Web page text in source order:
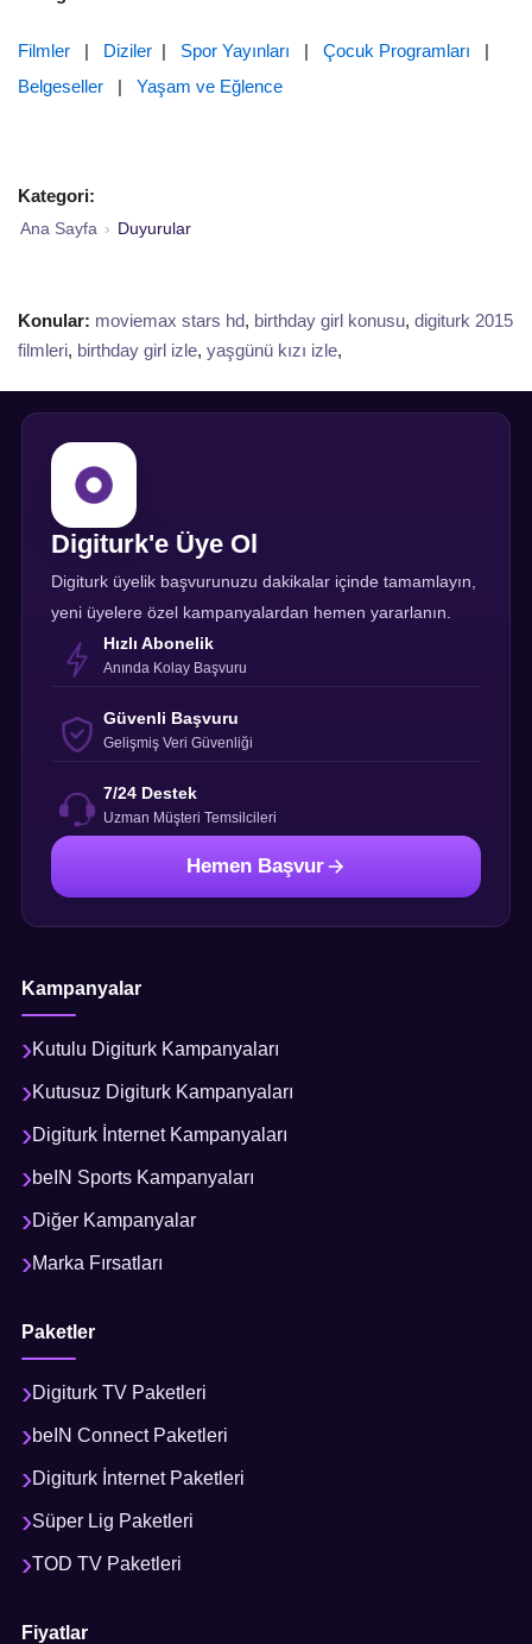
Filmler | Diziler | Spor Yayınları | Çocuk Programları |
Belgeseller | Yaşam ve Eğlence
Kategori:
Ana Sayfa › Duyurular
Konular: moviemax stars hd, birthday girl konusu, digiturk 2015
filmleri, birthday girl izle, yaşgünü kızı izle,
Digiturk'e Üye Ol
Digiturk üyelik başvurunuzu dakikalar içinde tamamlayın,
yeni üyelere özel kampanyalardan hemen yararlanın.
Hızlı Abonelik
Anında Kolay Başvuru
Güvenli Başvuru
Gelişmiş Veri Güvenliği
7/24 Destek
Uzman Müşteri Temsilcileri
Hemen Başvur
Kampanyalar
Kutulu Digiturk Kampanyaları
Kutusuz Digiturk Kampanyaları
Digiturk İnternet Kampanyaları
beIN Sports Kampanyaları
Diğer Kampanyalar
Marka Fırsatları
Paketler
Digiturk TV Paketleri
beIN Connect Paketleri
Digiturk İnternet Paketleri
Süper Lig Paketleri
TOD TV Paketleri
Fiyatlar